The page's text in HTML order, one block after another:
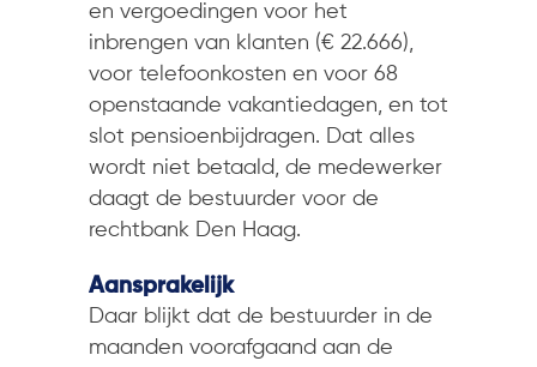
en vergoedingen voor het
inbrengen van klanten (€ 22.666),
voor telefoonkosten en voor 68
openstaande vakantiedagen, en tot
slot pensioenbijdragen. Dat alles
wordt niet betaald, de medewerker
daagt de bestuurder voor de
rechtbank Den Haag.
Aansprakelijk
Daar blijkt dat de bestuurder in de
maanden voorafgaand aan de